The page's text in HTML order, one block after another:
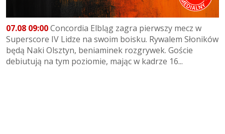
07.08 09:00Concordia Elbląg zagra pierwszy mecz w
Superscore IV Lidze na swoim boisku. Rywalem Słoników
będą Naki Olsztyn, beniaminek rozgrywek. Goście
debiutują na tym poziomie, mając w kadrze 16...